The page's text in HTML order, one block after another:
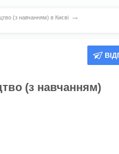
(з навчанням) в Києві →
(з навчанням)